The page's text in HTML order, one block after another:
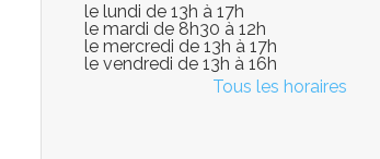
le lundi de 13h à 17h
le mardi de 8h30 à 12h
le mercredi de 13h à 17h
le vendredi de 13h à 16h
Tous les horaires